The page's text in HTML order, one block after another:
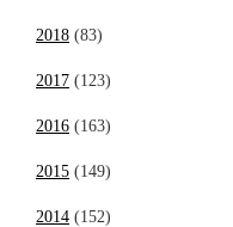
2018 (83)
2017 (123)
2016 (163)
2015 (149)
2014 (152)